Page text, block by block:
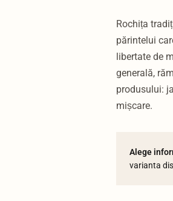
Rochița
părintelui
libertate de
generală,
produsului:
mișcare.
Alege
varianta